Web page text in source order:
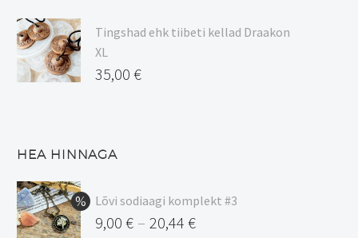
Tingshad ehk tiibeti kellad Draakon
XL
35,00 €
HEA HINNAGA
Lõvi sodiaagi komplekt #3
9,00 € – 20,44 €